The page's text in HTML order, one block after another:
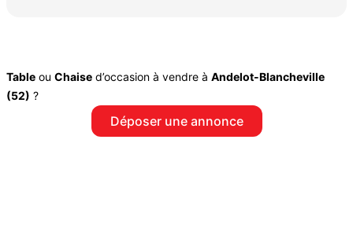
Table ou Chaise d’occasion à vendre à Andelot-Blancheville
(52) ?
Déposer une annonce